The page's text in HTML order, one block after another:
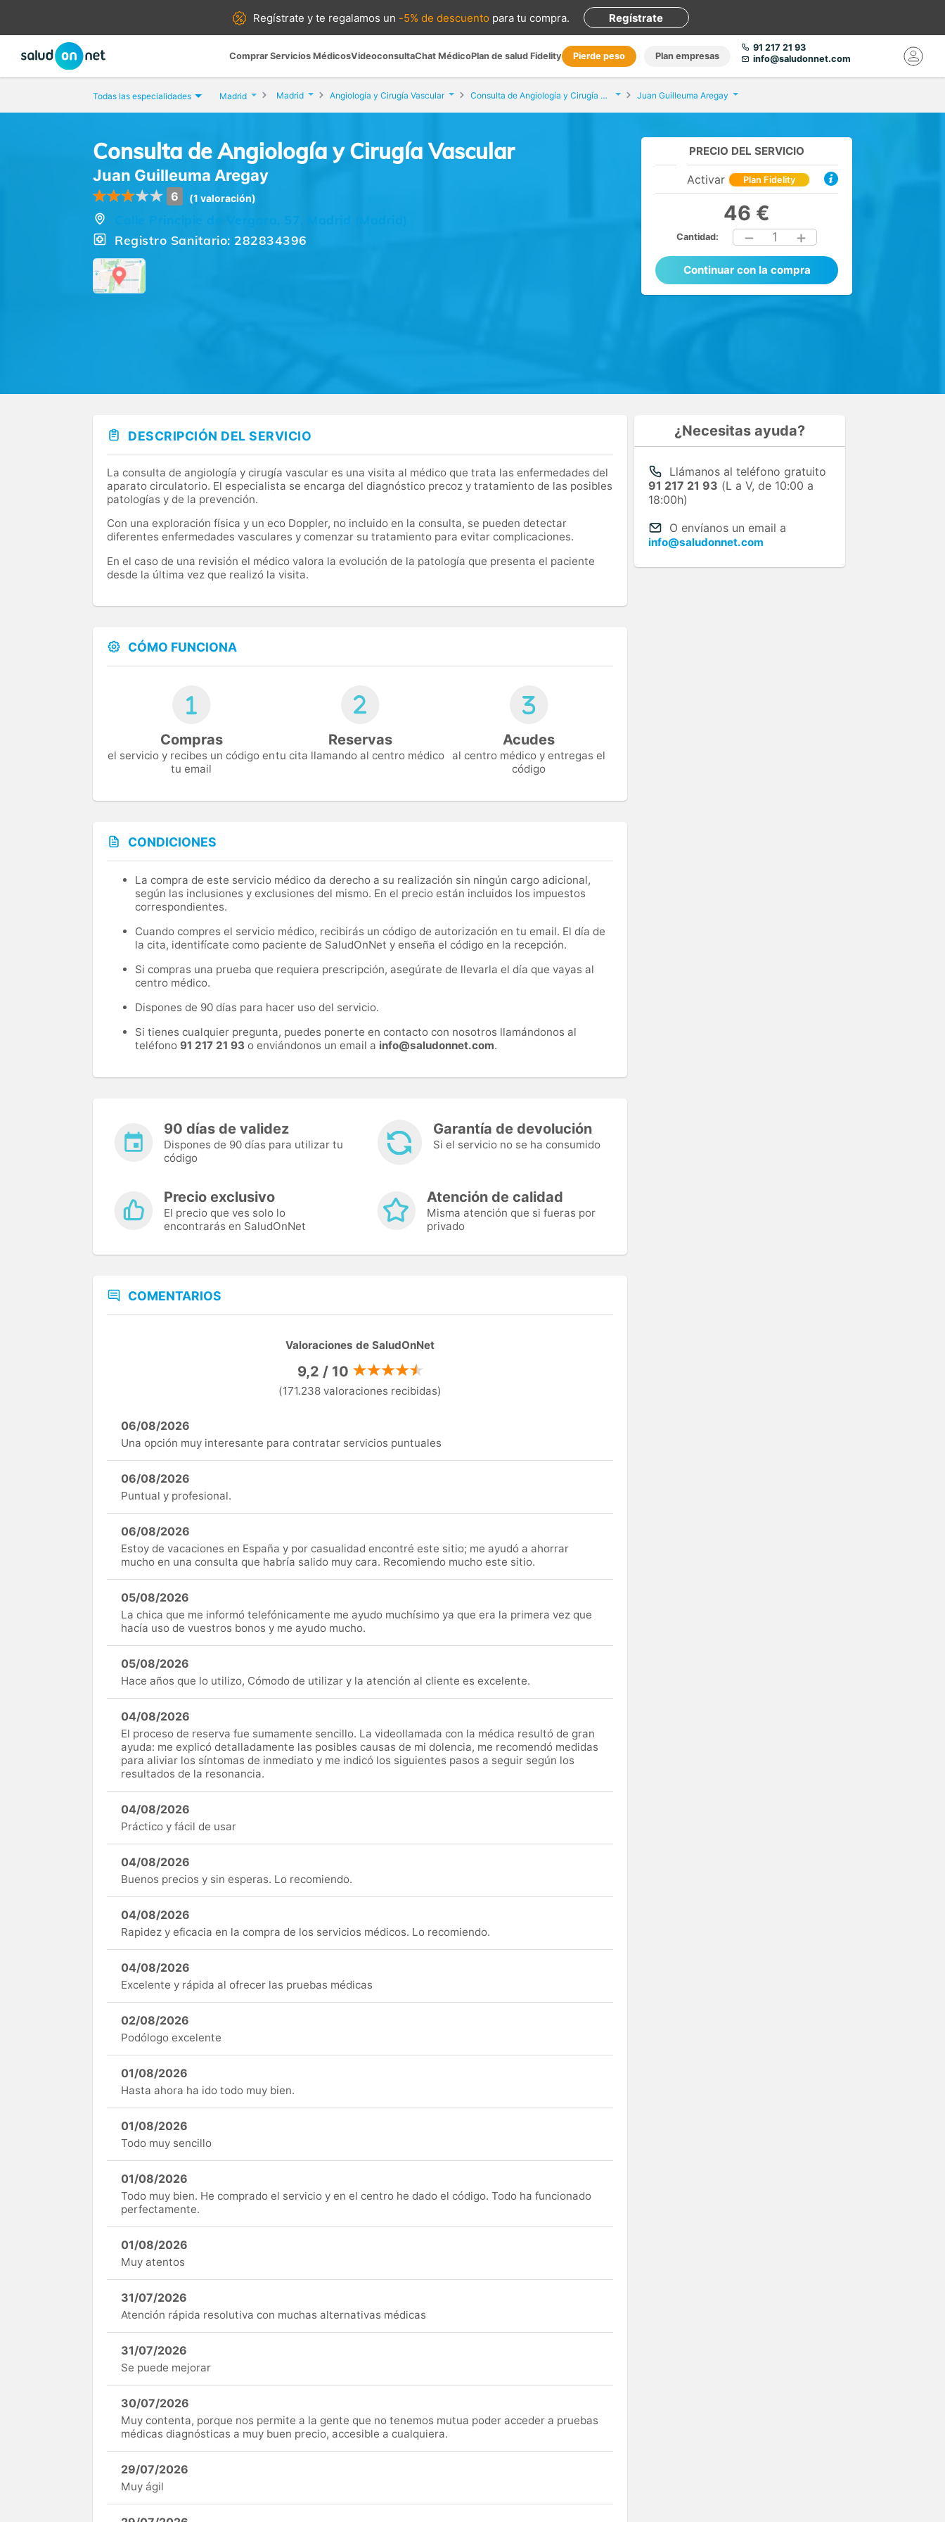
Regístrate yte regalamos un -5% de descuento para tu compra. Regístrate
Comprar Servicios MédicosVideoconsultaChat MédicoPlan de salud Fidelity Pierde peso Plan empresas
91 217 21 93
info@saludonnet.com
Todas las especialidades Madrid Madrid Angiología y Cirugía Vascular Consulta de Angiología y Cirugía Vascular Juan Guilleuma Aregay
Consulta de Angiología y Cirugía Vascular
Juan Guilleuma Aregay
6 (1 valoración)
Calle Principie de Vergara, 57, Madrid (Madrid)
Registro Sanitario: 282834396
PRECIO DEL SERVICIO
Activar Plan Fidelity
46 €
Cantidad: 1
Continuar con la compra
DESCRIPCIÓN DEL SERVICIO
La consulta de angiología y cirugía vascular es una visita al médico que trata las enfermedades del
aparato circulatorio. El especialista se encarga del diagnóstico precoz y tratamiento de las posibles
patologías y de la prevención.
Con una exploración física y un eco Doppler, no incluido en la consulta, se pueden detectar
diferentes enfermedades vasculares y comenzar su tratamiento para evitar complicaciones.
En el caso de una revisión el médico valora la evolución de la patología que presenta el paciente
desde la última vez que realizó la visita.
CÓMO FUNCIONA
Compras
el servicio y recibes un código en
tu email
Reservas
tu cita llamando al centro médico
Acudes
al centro médico y entregas el
código
CONDICIONES
La compra de este servicio médico da derecho a su realización sin ningún cargo adicional,
según las inclusiones y exclusiones del mismo. En el precio están incluidos los impuestos
correspondientes.
Cuando compres el servicio médico, recibirás un código de autorización en tu email. El día de
la cita, identifícate como paciente de SaludOnNet y enseña el código en la recepción.
Si compras una prueba que requiera prescripción, asegúrate de llevarla el día que vayas al
centro médico.
Dispones de 90 días para hacer uso del servicio.
Si tienes cualquier pregunta, puedes ponerte en contacto con nosotros llamándonos al
teléfono 91 217 21 93 o enviándonos un email a info@saludonnet.com.
90 días de validez
Dispones de 90 días para utilizar tu
código
Garantía de devolución
Si el servicio no se ha consumido
Precio exclusivo
El precio que ves solo lo
encontrarás en SaludOnNet
Atención de calidad
Misma atención que si fueras por
privado
COMENTARIOS
Valoraciones de SaludOnNet
9,2 / 10
(171.238 valoraciones recibidas)
06/08/2026
Una opción muy interesante para contratar servicios puntuales
06/08/2026
Puntual y profesional.
06/08/2026
Estoy de vacaciones en España y por casualidad encontré este sitio; me ayudó a ahorrar
mucho en una consulta que habría salido muy cara. Recomiendo mucho este sitio.
05/08/2026
La chica que me informó telefónicamente me ayudo muchísimo ya que era la primera vez que
hacía uso de vuestros bonos y me ayudo mucho.
05/08/2026
Hace años que lo utilizo, Cómodo de utilizar y la atención al cliente es excelente.
04/08/2026
El proceso de reserva fue sumamente sencillo. La videollamada con la médica resultó de gran
ayuda: me explicó detalladamente las posibles causas de mi dolencia, me recomendó medidas
para aliviar los síntomas de inmediato y me indicó los siguientes pasos a seguir según los
resultados de la resonancia.
04/08/2026
Práctico y fácil de usar
04/08/2026
Buenos precios y sin esperas. Lo recomiendo.
04/08/2026
Rapidez y eficacia en la compra de los servicios médicos. Lo recomiendo.
04/08/2026
Excelente y rápida al ofrecer las pruebas médicas
02/08/2026
Podólogo excelente
01/08/2026
Hasta ahora ha ido todo muy bien.
01/08/2026
Todo muy sencillo
01/08/2026
Todo muy bien. He comprado el servicio y en el centro he dado el código. Todo ha funcionado
perfectamente.
01/08/2026
Muy atentos
31/07/2026
Atención rápida resolutiva con muchas alternativas médicas
31/07/2026
Se puede mejorar
30/07/2026
Muy contenta, porque nos permite a la gente que no tenemos mutua poder acceder a pruebas
médicas diagnósticas a muy buen precio, accesible a cualquiera.
29/07/2026
Muy ágil
¿Necesitas ayuda?
Llámanos al teléfono gratuito
91 217 21 93 (L a V, de 10:00 a
18:00h)
O envíanos un email a
info@saludonnet.com